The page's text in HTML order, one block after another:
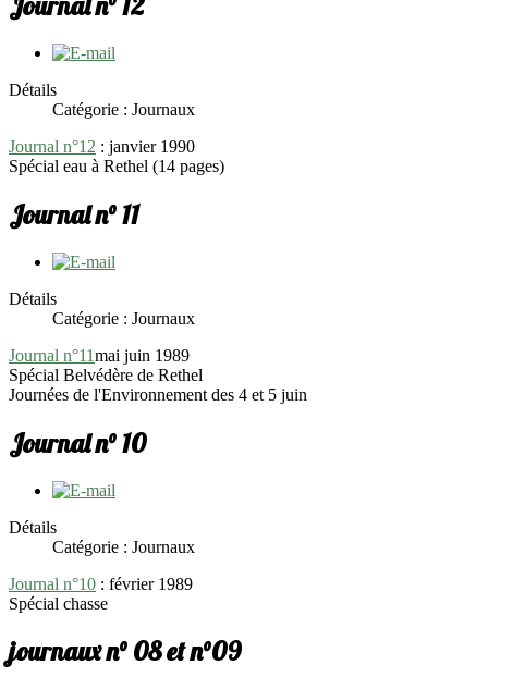
Détails
Catégorie : Journaux
Journal n°12 : janvier 1990
Spécial eau à Rethel (14 pages)
Journal n° 11
Détails
Catégorie : Journaux
Journal n°11mai juin 1989
Spécial Belvédère de Rethel
Journées de l'Environnement des 4 et 5 juin
Journal n° 10
Détails
Catégorie : Journaux
Journal n°10 : février 1989
Spécial chasse
journaux n° 08 et n°09